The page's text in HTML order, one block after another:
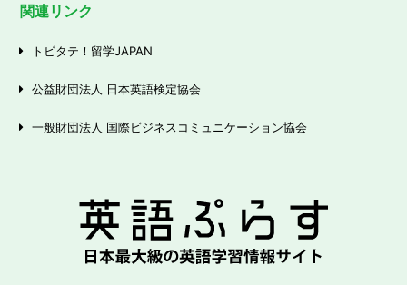
関連リンク
トビタテ！留学JAPAN
公益財団法人 日本英語検定協会
一般財団法人 国際ビジネスコミュニケーション協会